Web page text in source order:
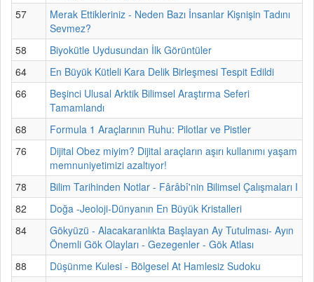
57
Merak Ettikleriniz - Neden Bazı İnsanlar Kişnişin Tadını
Sevmez?
58
Biyokütle Uydusundan İlk Görüntüler
64
En Büyük Kütleli Kara Delik Birleşmesi Tespit Edildi
66
Beşinci Ulusal Arktik Bilimsel Araştırma Seferi
Tamamlandı
68
Formula 1 Araçlarının Ruhu: Pilotlar ve Pistler
76
Dijital Obez miyim? Dijital araçların aşırı kullanımı yaşam
memnuniyetimizi azaltıyor!
78
Bilim Tarihinden Notlar - Fârâbî'nin Bilimsel Çalışmaları I
82
Doğa -Jeoloji-Dünyanın En Büyük Kristalleri
84
Gökyüzü - Alacakaranlıkta Başlayan Ay Tutulması- Ayın
Önemli Gök Olayları - Gezegenler - Gök Atlası
88
Düşünme Kulesi - Bölgesel At Hamlesiz Sudoku